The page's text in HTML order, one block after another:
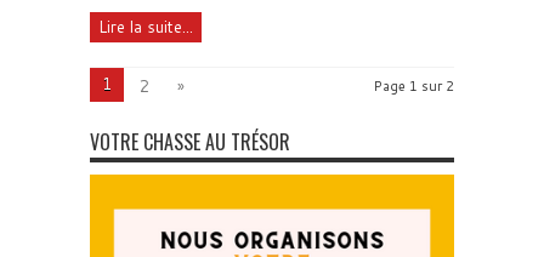
Lire la suite...
Page 1 sur 2
1 2 »
VOTRE CHASSE AU TRÉSOR